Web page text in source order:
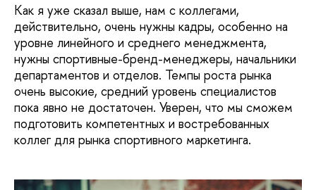
Как я уже сказал выше, нам с коллегами,
действительно, очень нужны кадры, особенно на
уровне линейного и среднего менеджмента,
нужны спортивные-бренд-менеджеры, начальники
департаментов и отделов. Темпы роста рынка
очень высокие, средний уровень специалистов
пока явно не достаточен. Уверен, что мы сможем
подготовить компетентных и востребованных
коллег для рынка спортивного маркетинга.